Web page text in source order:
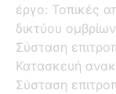
έργο: Τοπικές
δικτύου
Σύσταση
Κατασκευή
Σύσταση